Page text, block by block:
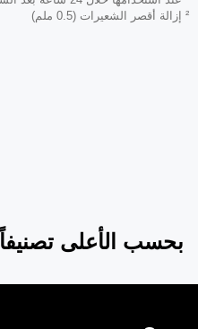
² إزالة أقصر الشعيرات (0.5 ملم)
بحسب الأعلى تصنيفاً